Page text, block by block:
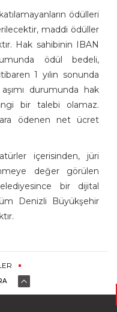
ödülleri
maddi ödüller
Hak sahibinin IBAN
ödül bedeli,
1 yılın sonunda
durumunda hak
bir talebi olamaz.
ödenen net ücret
içerisinden, jüri
değer görülen
bir dijital
Denizli Büyükşehir